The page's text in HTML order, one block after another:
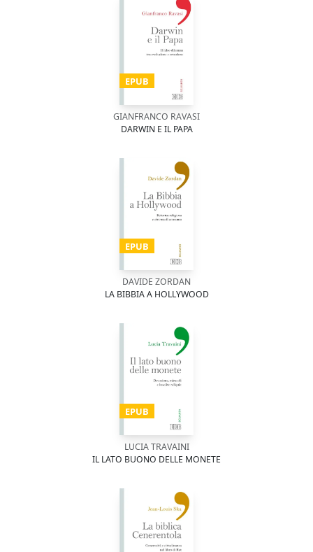
EPUB
GIANFRANCO RAVASI
DARWIN E IL PAPA
EPUB
DAVIDE ZORDAN
LA BIBBIA A HOLLYWOOD
EPUB
LUCIA TRAVAINI
IL LATO BUONO DELLE MONETE